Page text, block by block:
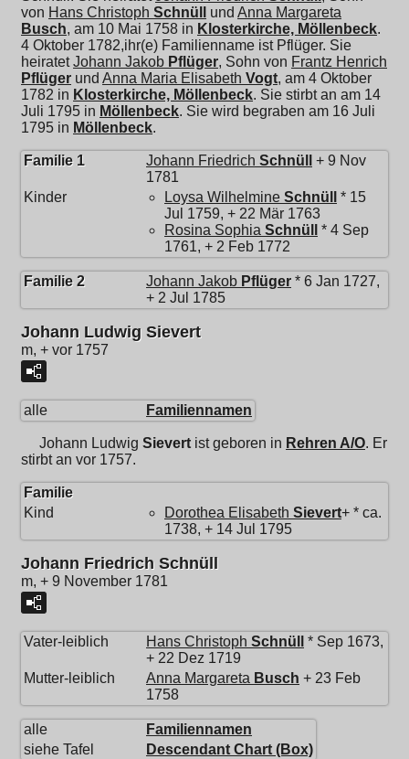
von Hans Christoph Schnüll und Anna Margareta
Busch, am 10 Mai 1758 in Klosterkirche, Möllenbeck.
4 Oktober 1782,ihr(e) Familienname ist Pflüger. Sie
heiratetJohann Jakob Pflüger, Sohn von Frantz Henrich
Pflüger und Anna Maria Elisabeth Vogt, am 4 Oktober
1782 in Klosterkirche, Möllenbeck. Sie stirbt an am 14
Juli 1795 in Möllenbeck. Sie wird begraben am 16 Juli
1795 in Möllenbeck.
Familie 1 Johann Friedrich Schnüll
+ 9 Nov
1781
Kinder
Loysa Wilhelmine Schnüll
* 15
Jul 1759, + 22 Mär 1763
Rosina Sophia Schnüll
* 4 Sep
1761, + 2 Feb 1772
Familie 2 Johann Jakob Pflüger * 6 Jan 1727,
+ 2 Jul 1785
Johann Ludwig Sievert
m, + vor 1757
alle Familiennamen
Johann Ludwig Sievert ist geboren in Rehren A/O. Er
stirbt an vor 1757.
Familie
Kind
Dorothea Elisabeth Sievert+ * ca.
1738, + 14 Jul 1795
Johann Friedrich Schnüll
m, + 9 November 1781
Vater-leiblich Hans Christoph Schnüll
* Sep 1673,
+ 22 Dez 1719
Mutter-leiblich
Anna Margareta Busch + 23 Feb
1758
alle
Familiennamen
siehe Tafel
Descendant Chart (Box)